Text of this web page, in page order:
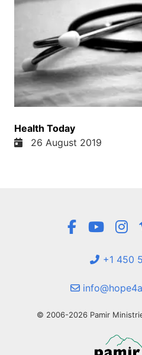
Health Today
26 August 2019
+1 450
© 2006-2026 Pamir